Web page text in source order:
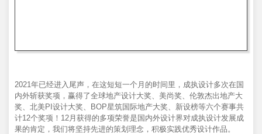
2021年已经进入尾声，在这短短一个月的时间里，成执设计多次在国
内外斩获奖项，赢得了全球地产设计大奖、美尚奖、伦敦杰出地产大
奖、北美PI设计大奖、BOP星筑国际地产大奖、新设榜等六个赛事共
计12个奖项！12月获得的多项荣誉是国内外设计界对成执设计发展成
果的肯定，我们将坚持先进的策划理念，积极实践优秀设计作品。